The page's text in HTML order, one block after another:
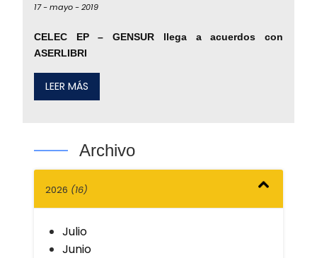
17 -mayo -2019
CELEC EP – GENSUR llega a acuerdos con
ASERLIBRI
LEER MÁS
Archivo
2026 (16)
Julio
Junio